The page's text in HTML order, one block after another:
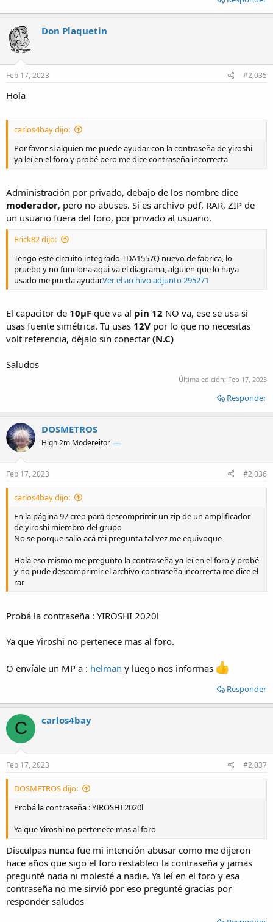
Don Plaquetin
Feb 17, 2023 #2,035
Hola
carlos4bay dijo:
Por favor si alguien me puede ayudar con la contraseña de yiroshi
ya leí en el foro y probé pero me dice contraseña incorrecta
Administración por privado, debajo de los nombre dice
moderador, pero no abuses. Si es archivo pdf, RAR, ZIP de
un usuario fuera del foro, por privado al usuario.
Erick82 dijo:
Tengo este circuito integrado TDA1557Q nuevo de fabrica, lo
pruebo y no funciona aqui va el diagrama, alguien que lo haya
usado me pueda ayudar.Ver el archivo adjunto 295271
El capacitor de 10μF que va al pin 12 NO va, ese se usa si
usas fuente simétrica. Tu usas 12V por lo que no necesitas
volt referencia, déjalo sin conectar (N.C)
Saludos
Última edición: Feb 17, 2023
Responder
DOSMETROS
High 2m Modereitor
Feb 17, 2023 #2,036
carlos4bay dijo:
En la página 97 creo para descomprimir un zip de un amplificador
de yiroshi miembro del grupo
No se porque salio acá mi pregunta tal vez me equivoque
Hola eso mismo me pregunto la contraseña ya leí en el foro y probé
y no pude descomprimir el archivo contraseña incorrecta me dice el
rar
Probá la contraseña : YIROSHI 2020l
Ya que Yiroshi no pertenece mas al foro.
O envíale un MP a : helman y luego nos informas
Responder
C carlos4bay
Feb 17, 2023 #2,037
DOSMETROS dijo:
Probá la contraseña : YIROSHI 2020l
Ya que Yiroshi no pertenece mas al foro
Disculpas nunca fue mi intención abusar como me dijeron
hace años que sigo el foro restableci la contraseña y jamas
pregunté nada ni molesté a nadie. Ya leí en el foro y esa
contraseña no me sirvió por eso pregunté gracias por
responder saludos